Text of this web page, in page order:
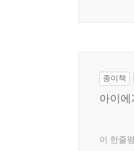
종이책
아이에
이 한줄